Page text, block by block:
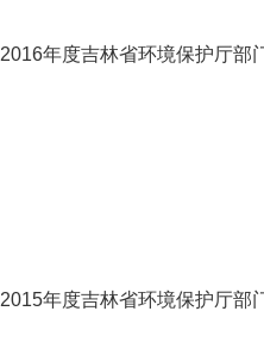
2016年度吉林省环境保护厅部
2015年度吉林省环境保护厅部